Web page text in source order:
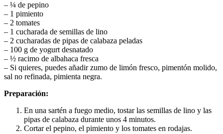
– ¼ de pepino
– 1 pimiento
– 2 tomates
– 1 cucharada de semillas de lino
– 2 cucharadas de pipas de calabaza peladas
– 100 g de yogurt desnatado
– ½ racimo de albahaca fresca
– Si quieres, puedes añadir zumo de limón fresco, pimentón molido,
sal no refinada, pimienta negra.
Preparación:
En una sartén a fuego medio, tostar las semillas de lino y las
pipas de calabaza durante unos 4 minutos.
Cortar el pepino, el pimiento y los tomates en rodajas.